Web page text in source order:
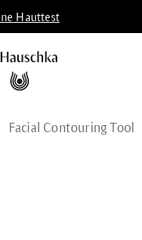
Hauttest
Facial Contouring Tool